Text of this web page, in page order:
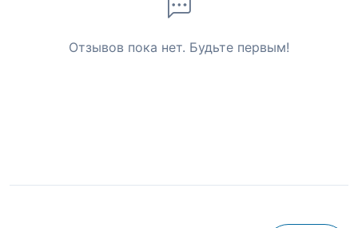
Отзывов пока нет. Будьте первым!